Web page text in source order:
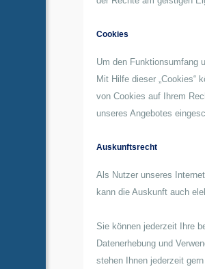
Cookies
Um den Funktionsumfang
Mit Hilfe dieser „Cookies“
von Cookies auf Ihrem
unseres Angebotes
Auskunftsrecht
Als Nutzer unseres
kann die Auskunft auch
Sie können jederzeit Ihre
Datenerhebung und
stehen Ihnen jederzeit